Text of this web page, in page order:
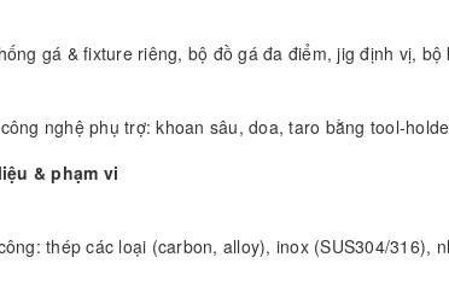
gá & fixture riêng, bộ đồ gá đa điểm, jig định vị, bộ
nghệ phụ trợ: khoan sâu, doa, taro bằng tool-
& phạm vi
thép các loại (carbon, alloy), inox (SUS304/